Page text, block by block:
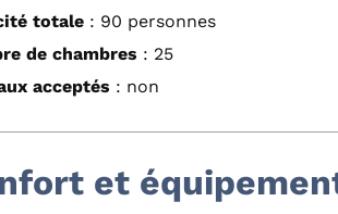
totale : 90 personnes
de chambres : 25
acceptés : non
et